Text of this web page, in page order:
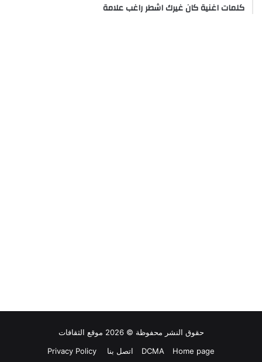
كلمات اغنية كان غيرك اشطر راغب علامة
حقوق النشر محفوظة © 2026 موقع الثقافات
Home page
DCMA اتصل بنا Privacy Policy